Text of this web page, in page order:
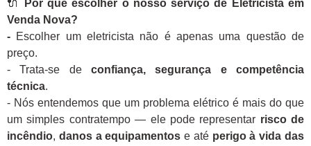
🔌
Por que escolher o nosso serviço de Eletricista em
Venda Nova?
- Escolher um eletricista não é apenas uma questão de
preço.
- Trata-se de confiança, segurança e competência
técnica.
- Nós entendemos que um problema elétrico é mais do que
um simples contratempo — ele pode representar risco de
incêndio, danos a equipamentos e até perigo à vida das